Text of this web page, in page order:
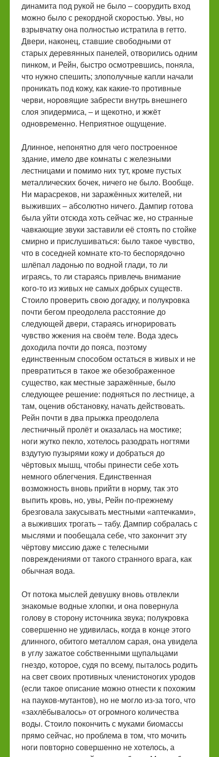
динамита под рукой не было – соорудить вход
можно было с рекордной скоростью. Увы, но
взрывчатку она полностью истратила в гетто.
Двери, наконец, ставшие свободными от
старых деревянных панелей, отворились одним
пинком, и Рейн, быстро осмотревшись, поняла,
что нужно спешить; злополучные капли начали
проникать под кожу, как какие-то противные
черви, норовящие забрести внутрь внешнего
слоя эпидермиса, – и щекотно, и жжёт
одновременно. Неприятное ощущение.
Длинное, непонятно для чего построенное
здание, имело две комнаты с железными
лестницами и помимо них тут, кроме пустых
металлических бочек, ничего не было. Вообще.
Ни марасреков, ни заражённых жителей, ни
выживших – абсолютно ничего. Дампир готова
была уйти отсюда хоть сейчас же, но странные
чавкающие звуки заставили её стоять по стойке
смирно и прислушиваться: было такое чувство,
что в соседней комнате кто-то беспорядочно
шлёпал ладонью по водной глади, то ли
играясь, то ли стараясь привлечь внимание
кого-то из живых не самых добрых существ.
Стоило проверить свою догадку, и полукровка
почти бегом преодолела расстояние до
следующей двери, стараясь игнорировать
чувство жжения на своём теле. Вода здесь
доходила почти до пояса, поэтому
единственным способом остаться в живых и не
превратиться в такое же обезображенное
существо, как местные заражённые, было
следующее решение: подняться по лестнице, а
там, оценив обстановку, начать действовать.
Рейн почти в два прыжка преодолела
лестничный пролёт и оказалась на мостике;
ноги жутко пекло, хотелось разодрать ногтями
вздутую пузырями кожу и добраться до
чёртовых мышц, чтобы принести себе хоть
немного облегчения. Единственная
возможность вновь прийти в норму, так это
выпить кровь, но, увы, Рейн по-прежнему
брезговала закусывать местными «аптечками»,
а выживших трогать – табу. Дампир собралась с
мыслями и пообещала себе, что закончит эту
чёртову миссию даже с телесными
повреждениями от такого странного врага, как
обычная вода.
От потока мыслей девушку вновь отвлекли
знакомые водные хлопки, и она повернула
голову в сторону источника звука; полукровка
совершенно не удивилась, когда в конце этого
длинного, обитого металлом сарая, она увидела
в углу зажатое собственными щупальцами
гнездо, которое, судя по всему, пыталось родить
на свет своих противных членистоногих уродов
(если такое описание можно отнести к похожим
на пауков-мутантов), но не могло из-за того, что
«захлёбывалось» от огромного количества
воды. Стоило покончить с муками биомассы
прямо сейчас, но проблема в том, что мочить
ноги повторно совершенно не хотелось, а